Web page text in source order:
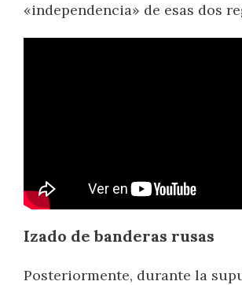
«independencia» de esas dos
Izado de banderas rusas
Posteriormente, durante la